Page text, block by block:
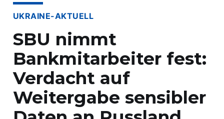
UKRAINE-AKTUELL
SBU nimmt
Bankmitarbeiter fest:
Verdacht auf
Weitergabe sensibler